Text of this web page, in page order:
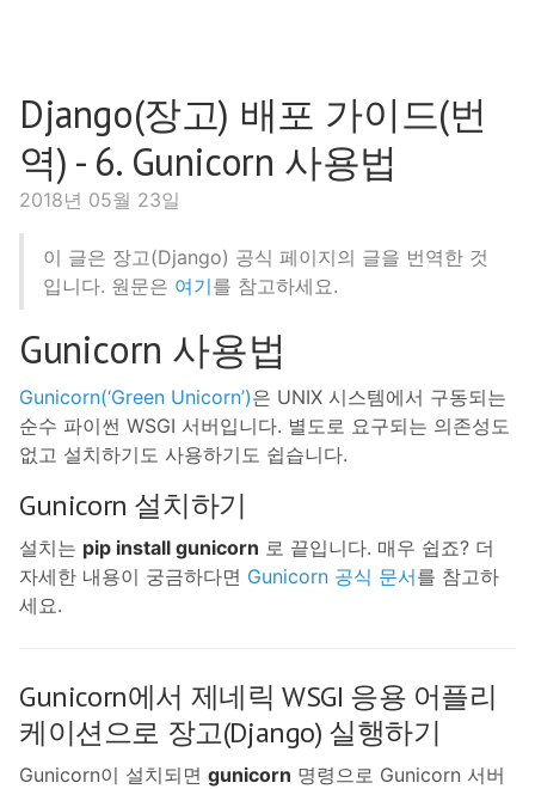
Django(장고) 배포 가이드(번
역) - 6. Gunicorn 사용법
2018년 05월 23일
이 글은 장고(Django) 공식 페이지의 글을 번역한 것
입니다. 원문은 여기를 참고하세요.
Gunicorn 사용법
Gunicorn(‘Green Unicorn’)은 UNIX 시스템에서 구동되는
순수 파이썬 WSGI 서버입니다. 별도로 요구되는 의존성도
없고 설치하기도 사용하기도 쉽습니다.
Gunicorn 설치하기
설치는 pip install gunicorn 로 끝입니다. 매우 쉽죠? 더
자세한 내용이 궁금하다면 Gunicorn 공식 문서를 참고하
세요.
Gunicorn에서 제네릭 WSGI 응용 어플리
케이션으로 장고(Django) 실행하기
Gunicorn이 설치되면 gunicorn 명령으로 Gunicorn 서버